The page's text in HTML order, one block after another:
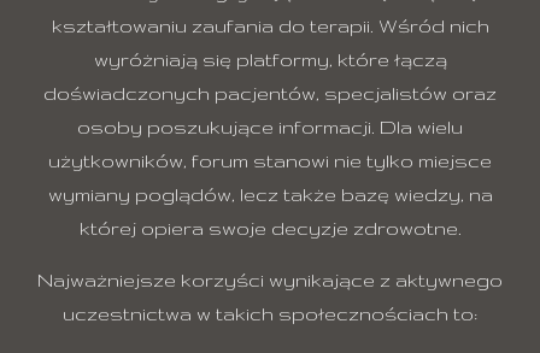
kształtowaniu zaufania do terapii. Wśród nich
wyróżniają się platformy, które łączą
doświadczonych pacjentów, specjalistów oraz
osoby poszukujące informacji. Dla wielu
użytkowników, forum stanowi nie tylko miejsce
wymiany poglądów, lecz także bazę wiedzy, na
której opiera swoje decyzje zdrowotne.
Najważniejsze korzyści wynikające z aktywnego
uczestnictwa w takich społecznościach to: